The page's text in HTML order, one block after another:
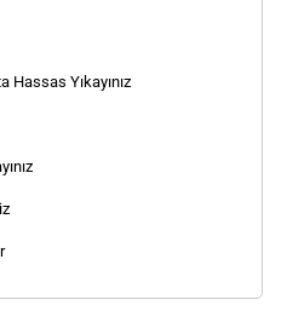
Hassas Yıkayınız